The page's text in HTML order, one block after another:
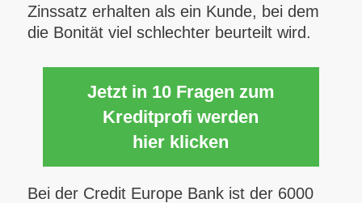
Zinssatz erhalten als ein Kunde, bei dem
die Bonität viel schlechter beurteilt wird.
Jetzt in 10 Fragen zum
Kreditprofi werden
hier klicken
Bei der Credit Europe Bank ist der 6000